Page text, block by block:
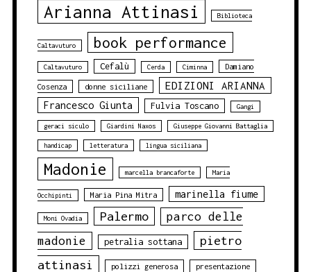
Arianna Attinasi Biblioteca
Caltavuturo book performance
Caltavuturo Cefalù Cerda Ciminna Damiano
Cosenza donne siciliane EDIZIONI ARIANNA
Francesco Giunta Fulvia Toscano Gangi
geraci siculo Giardini Naxos Giuseppe Giovanni Battaglia
handicap letteratura lingua siciliana
Madonie marcella brancaforte Maria
Occhipinti Maria Pina Mitra marinella fiume
Moni Ovadia Palermo
parco delle
madonie
petralia sottana
pietro
attinasi
polizzi generosa presentazione